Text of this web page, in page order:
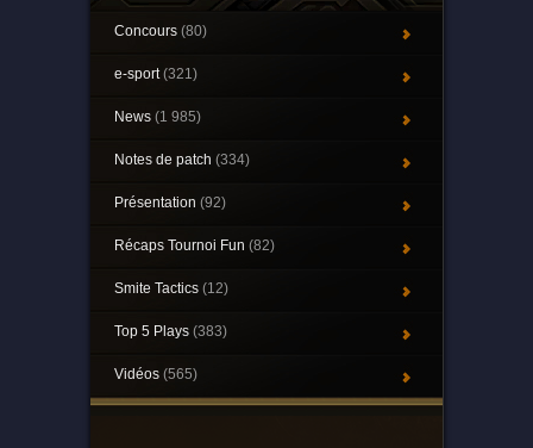
Concours (80)
e-sport(321)
News (1 985)
Notes de patch (334)
Présentation (92)
Récaps Tournoi Fun (82)
Smite Tactics (12)
Top 5 Plays (383)
Vidéos (565)